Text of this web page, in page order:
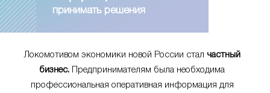
принимать решения
Локомотивом экономики новой России стал частный
бизнес. Предпринимателям была необходима
профессиональная оперативная информация для